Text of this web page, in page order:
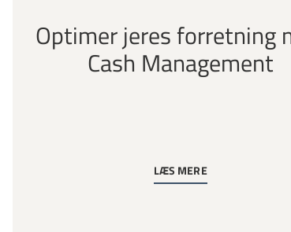
Optimer jeres forretning
Cash Management
LÆS MERE